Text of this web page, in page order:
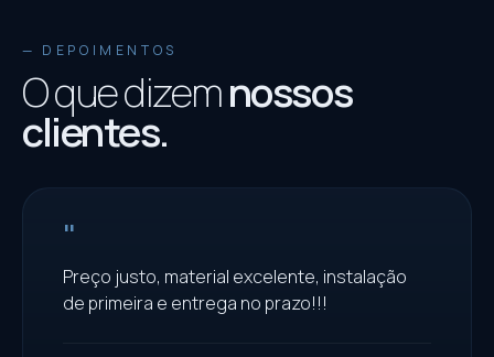
— DEPOIMENTOS
O que dizemnossos
clientes.
"
Preço justo, material excelente, instalação
de primeira e entrega no prazo!!!